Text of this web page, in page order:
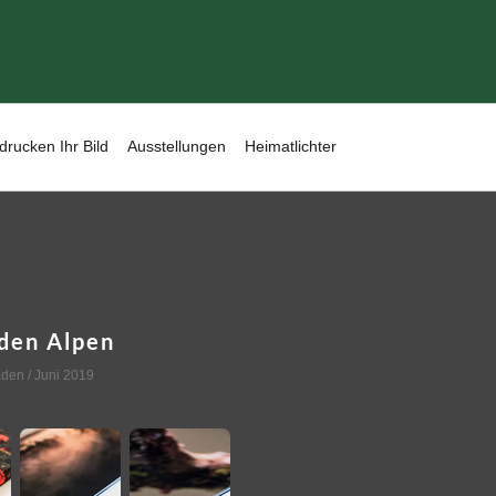
Ihr Bild Ausstellungen Heimatlichter
Alpen
/ Juni 2019